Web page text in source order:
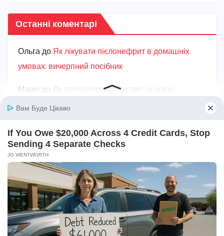
Останні коментарі
Ольга до Як лікувати пієлонефрит в домашніх
умовах: вичерпний посібник
Марiя до Як проявляється цистит: основні
симптоми та ознаки захворювання
Як швидко вилікувати цистит в
домашніх умовах: ефективні кроки для
полегшення
Ганнадо
Від чого з’являється пісок у нирках:
головні причини та ризики
КаринадоЯк лікувати пієлонефрит в домашніх
умовах: вичерпний посібник